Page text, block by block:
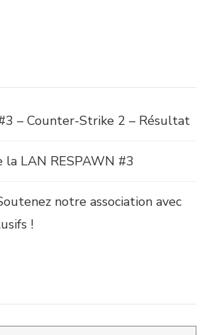
– Counter-Strike 2 – Résultat
LAN RESPAWN #3
notre association avec
!